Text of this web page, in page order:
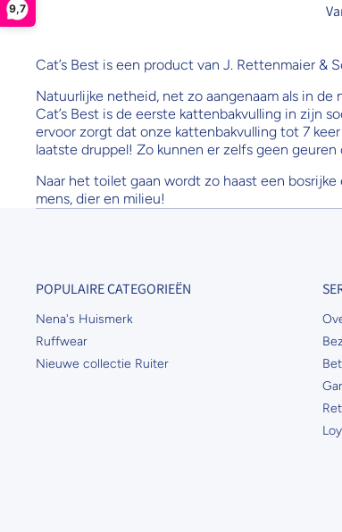
9,7
Cat’s Best is een product van J. Rettenmaier &
Natuurlijke netheid, net zo aangenaam als in de
Cat’s Best is de eerste kattenbakvulling in zijn
ervoor zorgt dat onze kattenbakvulling tot 7
laatste druppel! Zo kunnen er zelfs geen geuren
Naar het toilet gaan wordt zo haast een
mens, dier en milieu!
POPULAIRE CATEGORIEËN
Nena's Huismerk
Ruffwear
Nieuwe collectie Ruiter